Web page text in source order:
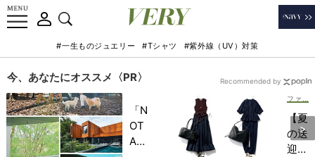
#一生ものジュエリー #Tシャツ #紫外線（UV）対策
今、あなたにオススメ〈PR〉
「N
OT
A
【夏
の送
迎ネ
Recommended by